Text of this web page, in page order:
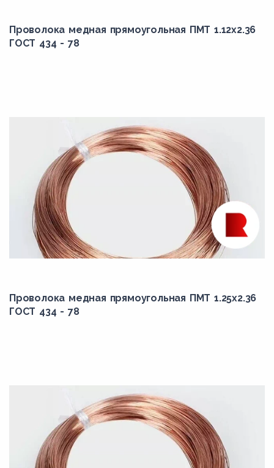
Проволока медная прямоугольная ПМТ 1.12x2.36
ГОСТ 434 - 78
Проволока медная прямоугольная ПМТ 1.25x2.36
ГОСТ 434 - 78